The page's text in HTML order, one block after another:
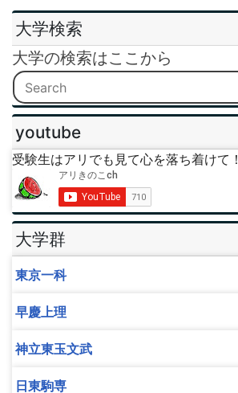
大学検索
大学の検索はここから
youtube
受験生はアリでも見て心を落ち着けて！
大学群
東京一科
早慶上理
神立東玉文武
日東駒専